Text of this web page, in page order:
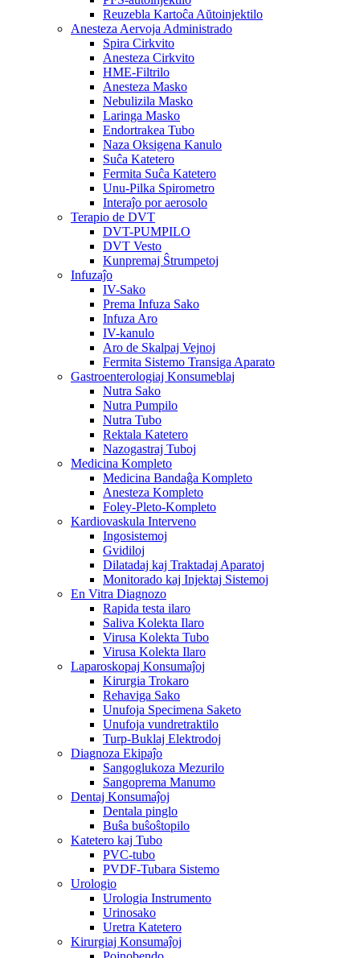
Reuzebla Kartoĉa Aŭtoinjektilo
Anesteza Aervoja Administrado
Spira Cirkvito
Anesteza Cirkvito
HME-Filtrilo
Anesteza Masko
Nebulizila Masko
Laringa Masko
Endortrakea Tubo
Naza Oksigena Kanulo
Suĉa Katetero
Fermita Suĉa Katetero
Unu-Pilka Spirometro
Interaĵo por aerosolo
Terapio de DVT
DVT-PUMPILO
DVT Vesto
Kunpremaj Ŝtrumpetoj
Infuzaĵo
IV-Sako
Prema Infuza Sako
Infuza Aro
IV-kanulo
Aro de Skalpaj Vejnoj
Fermita Sistemo Transiga Aparato
Gastroenterologiaj Konsumeblaj
Nutra Sako
Nutra Pumpilo
Nutra Tubo
Rektala Katetero
Nazogastraj Tuboj
Medicina Kompleto
Medicina Bandaĝa Kompleto
Anesteza Kompleto
Foley-Pleto-Kompleto
Kardiovaskula Interveno
Ingosistemoj
Gvidiloj
Dilatadaj kaj Traktadaj Aparatoj
Monitorado kaj Injektaj Sistemoj
En Vitra Diagnozo
Rapida testa ilaro
Saliva Kolekta Ilaro
Virusa Kolekta Tubo
Virusa Kolekta Ilaro
Laparoskopaj Konsumaĵoj
Kirurgia Trokaro
Rehaviga Sako
Unufoja Specimena Saketo
Unufoja vundretraktilo
Turp-Buklaj Elektrodoj
Diagnoza Ekipaĵo
Sangoglukoza Mezurilo
Sangoprema Manumo
Dentaj Konsumaĵoj
Dentala pinglo
Buŝa buŝoŝtopilo
Katetero kaj Tubo
PVC-tubo
PVDF-Tubara Sistemo
Urologio
Urologia Instrumento
Urinosako
Uretra Katetero
Kirurgiaj Konsumaĵoj